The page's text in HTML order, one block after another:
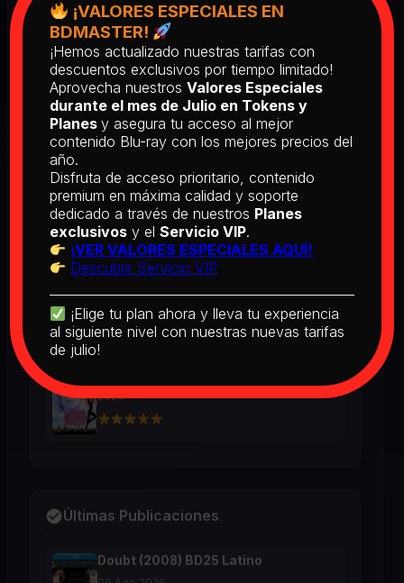
Return of the Living Dead: Part II
(1988) BD25 Latino
2025
Earth [Criterion Collection] (1976)
BD25 Subtitulado
2026
[PEDIDO] Boogie Nights (1997) BD25
2026
2026
Últimas Publicaciones
Doubt (2008) BD25 Latino
¡VALORES ESPECIALES EN
BDMASTER!
¡Hemos actualizado nuestras tarifas con
descuentos exclusivos por tiempo limitado!
Aprovecha nuestros Valores Especiales
durante el mes de Julio en Tokens y
Planes y asegura tu acceso al mejor
contenido Blu-ray con los mejores precios del
año.
Disfruta de acceso prioritario, contenido
premium en máxima calidad y soporte
dedicado a través de nuestros Planes
exclusivos y el Servicio VIP.
¡VER VALORES ESPECIALES AQUÍ!
Descubrir Servicio VIP
¡Elige tu plan ahora y lleva tu experiencia
al siguiente nivel con nuestras nuevas tarifas
de julio!